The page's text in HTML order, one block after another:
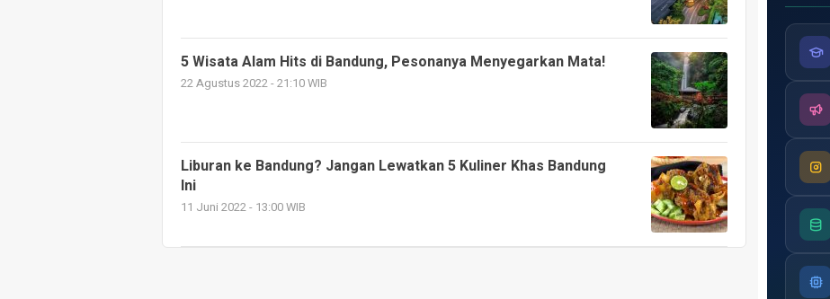
5 Wisata Alam Hits di Bandung, Pesonanya Menyegarkan Mata!
22 Agustus 2022 - 21:10 WIB
Liburan ke Bandung? Jangan Lewatkan 5 Kuliner Khas Bandung
Ini
11 Juni 2022 - 13:00 WIB